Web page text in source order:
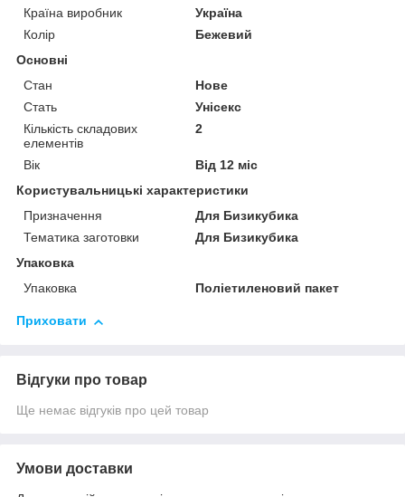
Країна виробник
Україна
Колір
Бежевий
Основні
Стан
Нове
Стать
Унісекс
Кількість складових
елементів
2
Вік
Від 12 міс
Користувальницькі характеристики
Призначення
Для Бизикубика
Тематика заготовки
Для Бизикубика
Упаковка
Упаковка
Поліетиленовий пакет
Приховати
Відгуки про товар
Ще немає відгуків про цей товар
Умови доставки